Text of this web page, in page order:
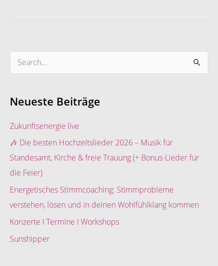
h
e
n
n
a
c
Neueste Beiträge
Zukunftsenergie live
🎶 Die besten Hochzeitslieder 2026 – Musik für
Standesamt, Kirche & freie Trauung (+ Bonus-Lieder für
die Feier)
Energetisches Stimmcoaching: Stimmprobleme
verstehen, lösen und in deinen Wohlfühlklang kommen
Konzerte I Termine I Workshops
Sunshipper